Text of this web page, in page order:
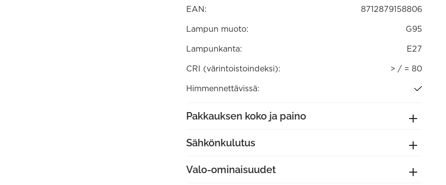
EAN: 8712879158806
Lampun muoto: G95
Lampunkanta: E27
CRI (värintoistoindeksi): > / = 80
Himmennettävissä:
Pakkauksen koko ja paino
Sähkönkulutus
Valo-ominaisuudet